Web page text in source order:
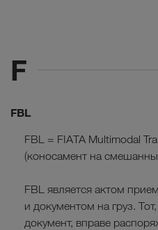
F
FBL
FBL = FIATA Multimodal
(коносамент на
FBL является актом
и документом на груз.
документ, вправе